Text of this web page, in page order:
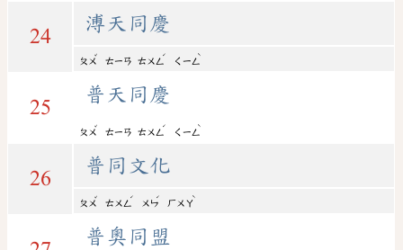
24
溥天同慶
ㄆㄨ
ˇ
ㄊㄧㄢ ㄊㄨㄥ
ˊ
ㄑㄧㄥ
ˋ
25
普天同慶
ㄆㄨ
ˇ
ㄊㄧㄢ ㄊㄨㄥ
ˊ
ㄑㄧㄥ
ˋ
26
普同文化
ㄆㄨ
ˇ
ㄊㄨㄥ
ˊ
ㄨㄣ
ˊ
ㄏㄨㄚ
ˋ
普奧同盟